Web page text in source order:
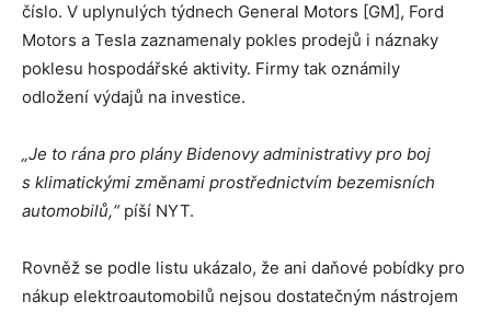
číslo. V uplynulých týdnech General Motors [GM], Ford
Motors a Tesla zaznamenaly pokles prodejů i náznaky
poklesu hospodářské aktivity. Firmy tak oznámily
odložení výdajů na investice.
„Je to rána pro plány Bidenovy administrativy pro boj
s klimatickými změnami prostřednictvím bezemisních
automobilů,“ píší NYT.
Rovněž se podle listu ukázalo, že ani daňové pobídky pro
nákup elektroautomobilů nejsou dostatečným nástrojem